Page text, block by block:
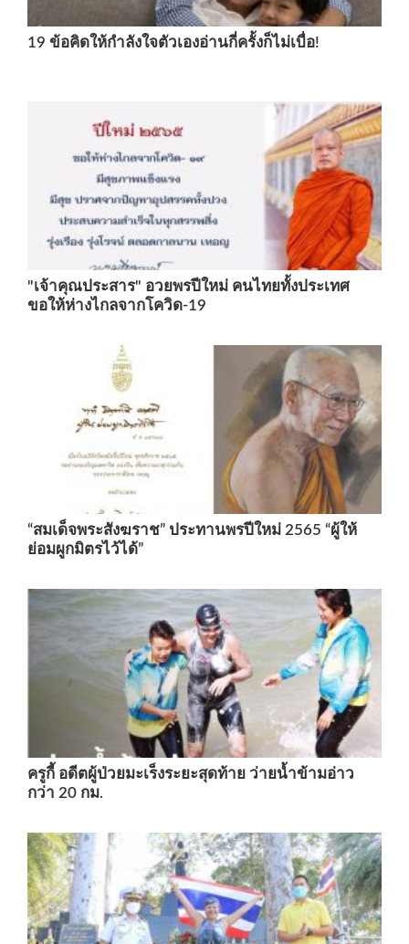
19 ข้อคิดให้กำลังใจตัวเองอ่านกี่ครั้งก็ไม่เบื่อ!
"เจ้าคุณประสาร" อวยพรปีใหม่ คนไทยทั้งประเทศ
ขอให้ห่างไกลจากโควิด-19
“สมเด็จพระสังฆราช” ประทานพรปีใหม่ 2565 “ผู้ให้
ย่อมผูกมิตรไว้ได้”
ครูกี้ อดีตผู้ป่วยมะเร็งระยะสุดท้าย ว่ายน้ำข้ามอ่าว
กว่า 20 กม.